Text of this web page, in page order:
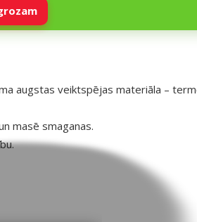
augstas veiktspējas materiāla –
masē smaganas.